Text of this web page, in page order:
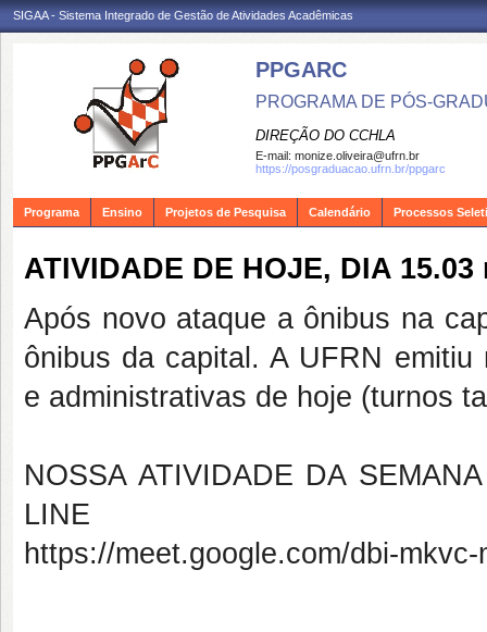
SIGAA - Sistema Integrado de Gestão de Atividades Acadêmicas
PPGARC
PROGRAMA DE PÓS-
DIREÇÃO DO CCHLA
E-mail: monize.oliveira@ufrn.br
https://posgraduacao.ufrn.br/ppgarc
Programa Ensino Projetos de Pesquisa Calendário Processos
ATIVIDADE DE HOJE, DIA
Após novo ataque a ônibus na
ônibus da capital. A UFRN
e administrativas de hoje (turnos
NOSSA ATIVIDADE DA
LINE
https://meet.google.com/dbi-